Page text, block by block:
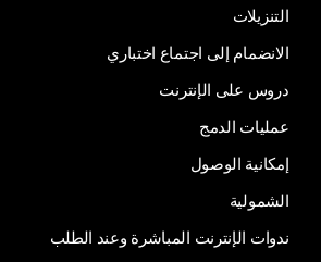
التنزيلات
الانضمام إلى اجتماع اختباري
دروس على الإنترنت
عمليات الدمج
إمكانية الوصول
الشمولية
ندوات الإنترنت المباشرة وعند الطلب